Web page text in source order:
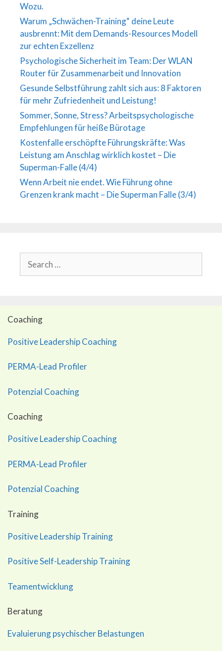
Wozu.
Warum „Schwächen-Training“ deine Leute
ausbrennt: Mit dem Demands-Resources Modell
zur echten Exzellenz
Psychologische Sicherheit im Team: Der WLAN
Router für Zusammenarbeit und Innovation
Gesunde Selbstführung zahlt sich aus: 8 Faktoren
für mehr Zufriedenheit und Leistung!
Sommer, Sonne, Stress? Arbeitspsychologische
Empfehlungen für heiße Bürotage
Kostenfalle erschöpfte Führungskräfte: Was
Leistung am Anschlag wirklich kostet – Die
Superman-Falle (4/4)
Wenn Arbeit nie endet. Wie Führung ohne
Grenzen krank macht – Die Superman Falle (3/4)
for:
Coaching
Positive Leadership Coaching
PERMA-Lead Profiler
Potenzial Coaching
Coaching
Positive Leadership Coaching
PERMA-Lead Profiler
Potenzial Coaching
Training
Positive Leadership Training
Positive Self-Leadership Training
Teamentwicklung
Beratung
Evaluierung psychischer Belastungen